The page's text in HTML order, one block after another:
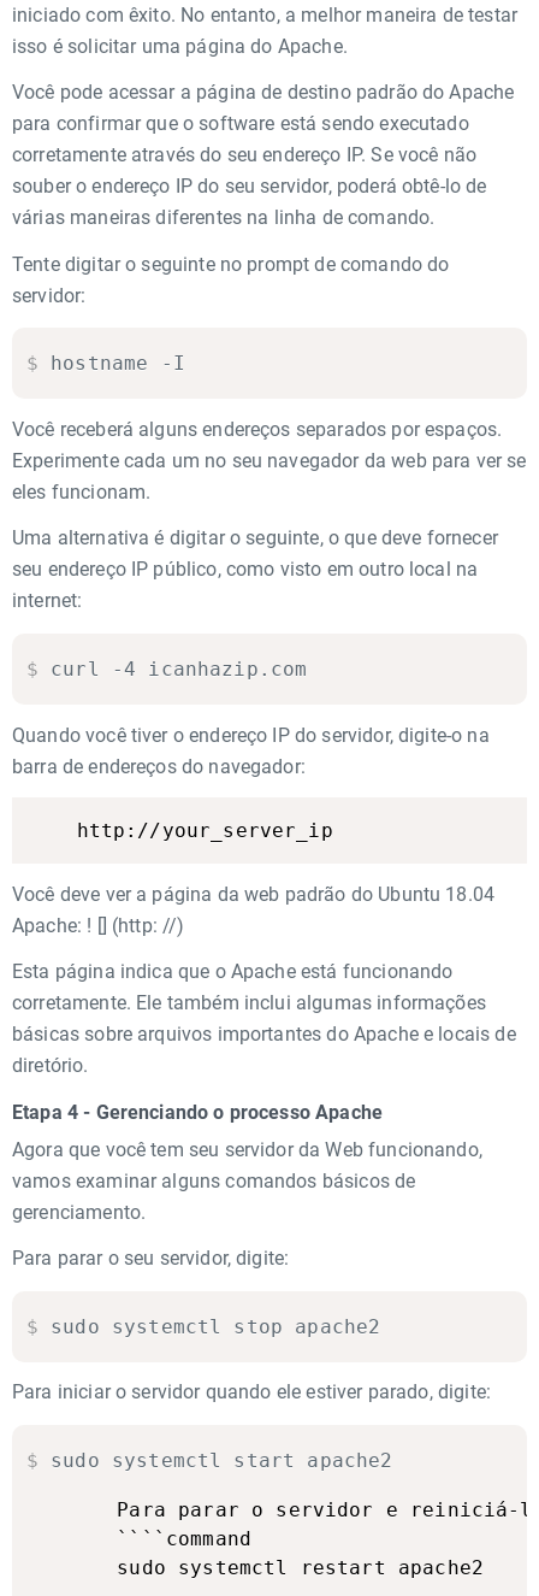
iniciado com êxito. No entanto, a melhor maneira de testar
isso é solicitar uma página do Apache.
Você pode acessar a página de destino padrão do Apache
para confirmar que o software está sendo executado
corretamente através do seu endereço IP. Se você não
souber o endereço IP do seu servidor, poderá obtê-lo de
várias maneiras diferentes na linha de comando.
Tente digitar o seguinte no prompt de comando do
servidor:
$ hostname -I
Você receberá alguns endereços separados por espaços.
Experimente cada um no seu navegador da web para ver se
eles funcionam.
Uma alternativa é digitar o seguinte, o que deve fornecer
seu endereço IP público, como visto em outro local na
internet:
$ curl -4 icanhazip.com
Quando você tiver o endereço IP do servidor, digite-o na
barra de endereços do navegador:
Você deve ver a página da web padrão do Ubuntu 18.04
Apache: ! [] (http: //)
Esta página indica que o Apache está funcionando
corretamente. Ele também inclui algumas informações
básicas sobre arquivos importantes do Apache e locais de
diretório.
Etapa 4 - Gerenciando o processo Apache
Agora que você tem seu servidor da Web funcionando,
vamos examinar alguns comandos básicos de
gerenciamento.
Para parar o seu servidor, digite:
$ sudo systemctl stop apache2
Para iniciar o servidor quando ele estiver parado, digite:
$ sudo systemctl start apache2
Para parar o servidor e
````command